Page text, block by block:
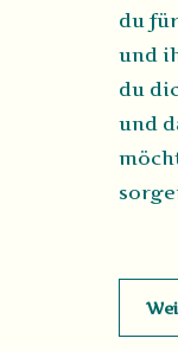
du
und
du
und